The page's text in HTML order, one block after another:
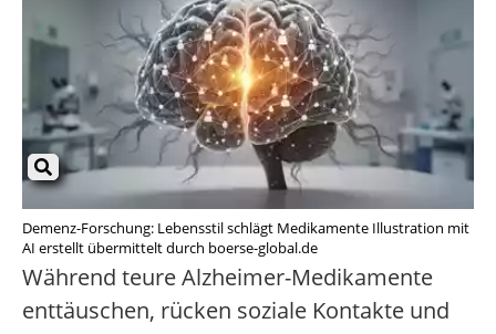
Demenz-Forschung: Lebensstil schlägt Medikamente Illustration mit
AI erstellt übermittelt durch boerse-global.de
Während teure Alzheimer-Medikamente
enttäuschen, rücken soziale Kontakte und